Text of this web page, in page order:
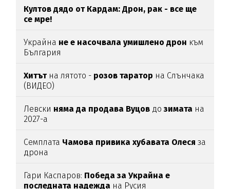
Култов дядо от Кардам: Дрон, рак - все ще
се мре!
Украйна не е насочвала умишлено дрон към
България
Хитътна лятото - розов таратор на Слънчака
(ВИДЕО)
Левски няма да продава Вуцов дозимата на
2027-а
Семплата Чамова привика хубавата Олеся за
дрона
Гари Каспаров: Победа за Украйна е
последната надежда на Русия